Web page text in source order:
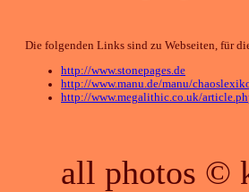
Die folgenden Links sind zu Webseiten, für
http://www.stonepages.de
http://www.manu.de/manu/
http://www.megalithic.co.uk/
all photos ©